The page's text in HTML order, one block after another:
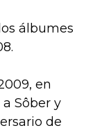
álbumes
en
Sôber y
de